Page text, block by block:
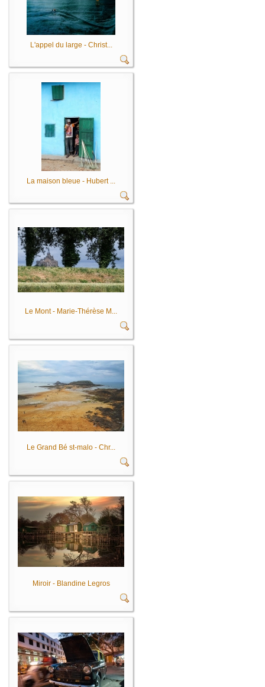
L'appel du large - Christ...
La maison bleue - Hubert ...
Le Mont - Marie-Thérèse M...
Le Grand Bé st-malo - Chr...
Miroir - Blandine Legros